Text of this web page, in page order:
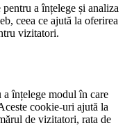
a înțelege și analiza
ceea ce ajută la oferirea
vizitatori.
înțelege modul în care
cookie-uri ajută la
de vizitatori, rata de